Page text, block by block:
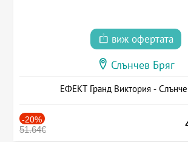
виж офертата
Слънчев Бряг
ЕФЕКТ Гранд Виктория -
-20%
51.64€